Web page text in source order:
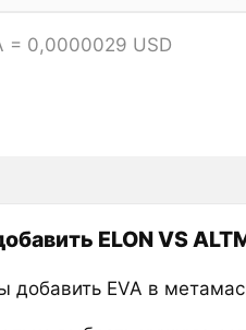
= 0,0000029 USD
ELON VS
добавить EVA в